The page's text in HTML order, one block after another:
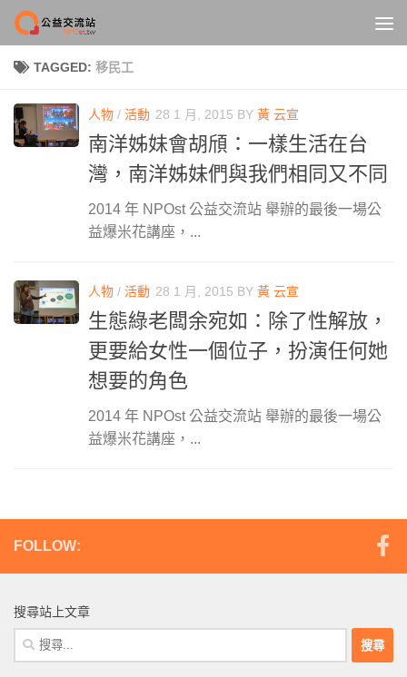
Skip to content
TAGGED: 移民工
人物 / 活動 28 1 月, 2015 BY 黃 云宣
南洋姊妹會胡頎：一樣生活在台
灣，南洋姊妹們與我們相同又不同
2014 年 NPOst 公益交流站 舉辦的最後一場公
益爆米花講座，...
人物 / 活動 28 1 月, 2015 BY 黃 云宣
生態綠老闆余宛如：除了性解放，
更要給女性一個位子，扮演任何她
想要的角色
2014 年 NPOst 公益交流站 舉辦的最後一場公
益爆米花講座，...
FOLLOW:
搜尋站上文章
搜
尋